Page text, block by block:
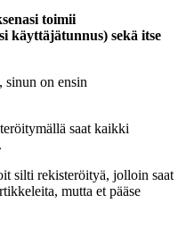
toimii
käyttäjätunnus) sekä itse
sinun on ensin
saat kaikki
silti rekisteröityä, jolloin saat
mutta et pääse